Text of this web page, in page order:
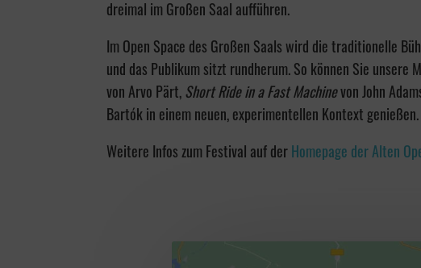
dreimal im Großen Saal aufführen.
Im Open Space des Großen Saals wird die traditionelle
und das Publikum sitzt rundherum. So können Sie unsere
von Arvo Pärt, Short Ride in a Fast Machinevon John
Bartók in einem neuen, experimentellen Kontext genießen.
Weitere Infos zum Festival auf derHomepage der Alten